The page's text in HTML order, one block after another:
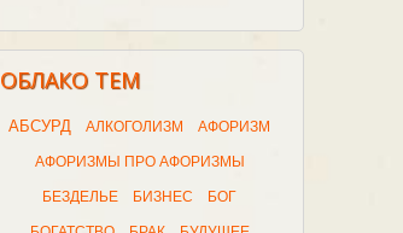
ОБЛАКО ТЕМ
АБСУРД АЛКОГОЛИЗМ АФОРИЗМ
АФОРИЗМЫ ПРО АФОРИЗМЫ
БЕЗДЕЛЬЕ БИЗНЕС БОГ